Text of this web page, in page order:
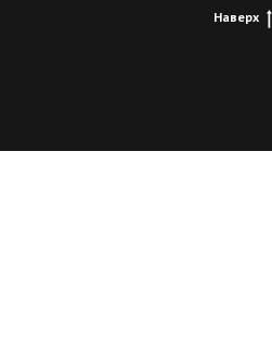
Наверх